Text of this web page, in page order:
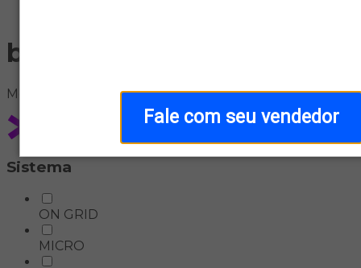
Fale com seu vendedor
bomba-solar
Meus
Sistema
ON GRID
MICRO